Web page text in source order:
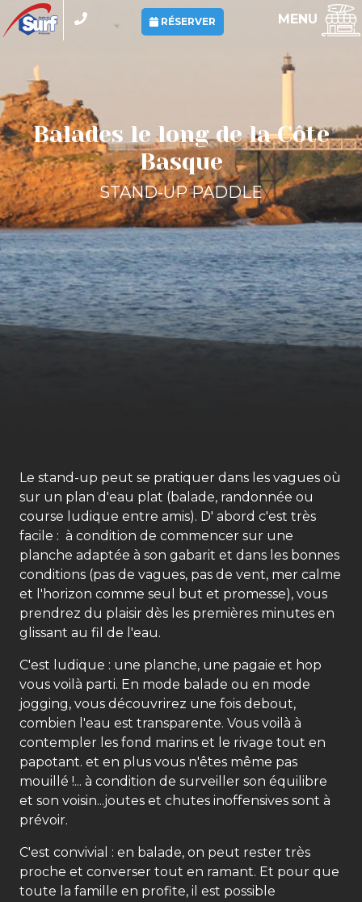
RÉSERVER MENU
Balades le long de la Côte
Basque
STAND-UP PADDLE
Le stand-up peut se pratiquer dans les vagues où
sur un plan d'eau plat (balade, randonnée ou
course ludique entre amis). D' abord c'est très
facile : à condition de commencer sur une
planche adaptée à son gabarit et dans les bonnes
conditions (pas de vagues, pas de vent, mer calme
et l'horizon comme seul but et promesse), vous
prendrez du plaisir dès les premières minutes en
glissant au fil de l'eau.
C'est ludique : une planche, une pagaie et hop
vous voilà parti. En mode balade ou en mode
jogging, vous découvrirez une fois debout,
combien l'eau est transparente. Vous voilà à
contempler les fond marins et le rivage tout en
papotant. et en plus vous n'êtes même pas
mouillé !... à condition de surveiller son équilibre
et son voisin...joutes et chutes inoffensives sont à
prévoir.
C'est convivial : en balade, on peut rester très
proche et converser tout en ramant. Et pour que
toute la famille en profite, il est possible
Panneau de gestion des cookies